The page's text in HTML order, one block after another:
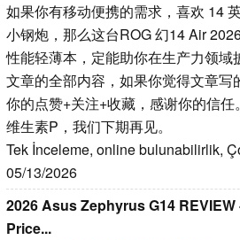
如果你有移动便携的需求，喜欢 14
小钢炮，那么这台ROG 幻14 Air
性能轻薄本，定能助你在生产力领域
文章的全部内容，如果你觉得文章写
你的点赞+关注+收藏，感谢你的信
维生素P，我们下期再见。
Tek İnceleme, online bulunabilirlik,
05/13/2026
2026 Asus Zephyrus G14 REVIEW
Price...